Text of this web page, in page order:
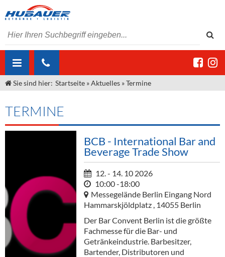
ÜBER UNS
Jobs
Unser Liefergebiet
AKTUELLES
Angebote Gastronomie & Großhandel
Innovation - Die Neue Art des Bierzapfens
Neuigkeiten
Termine
MARKEN & PRODUKTE
Weine & Schaumwein
Spirituosen
Bier
Alkoholfreie Getränke
Öle & Küchenartikel
DIENSTLEISTUNGEN
Kommisionskauf & Lieferbedingungen
Fremddienstleistungen
Sie sind hier: Startseite »Aktuelles »Termine
TERMINE
BCB - International Bar and
Beverage Trade Show
12. - 14. 10 2026
10:00 -18:00
Messegelände Berlin Eingang Nord
Hammarskjöldplatz , 14055 Berlin
Der Bar Convent Berlin ist die größte
Fachmesse für die Bar- und
Getränkeindustrie. Barbesitzer,
Bartender, Distributoren und